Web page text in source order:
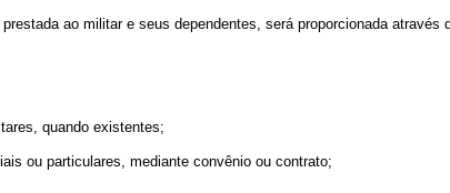
ao militar e seus dependentes, será proporcionada através
quando existentes;
particulares, mediante convênio ou contrato;